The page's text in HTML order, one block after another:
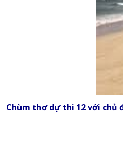
Chùm thơ dự thi 12 với chủ